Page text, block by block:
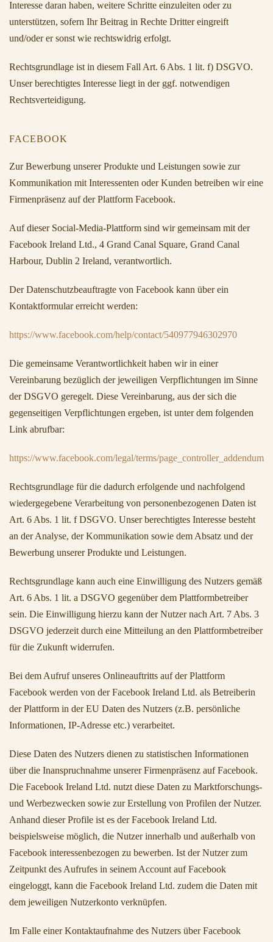
Interesse daran haben, weitere Schritte einzuleiten oder zu
unterstützen, sofern Ihr Beitrag in Rechte Dritter eingreift
und/oder er sonst wie rechtswidrig erfolgt.
Rechtsgrundlage ist in diesem Fall Art. 6 Abs. 1 lit. f) DSGVO.
Unser berechtigtes Interesse liegt in der ggf. notwendigen
Rechtsverteidigung.
FACEBOOK
Zur Bewerbung unserer Produkte und Leistungen sowie zur
Kommunikation mit Interessenten oder Kunden betreiben wir eine
Firmenpräsenz auf der Plattform Facebook.
Auf dieser Social-Media-Plattform sind wir gemeinsam mit der
Facebook Ireland Ltd., 4 Grand Canal Square, Grand Canal
Harbour, Dublin 2 Ireland, verantwortlich.
Der Datenschutzbeauftragte von Facebook kann über ein
Kontaktformular erreicht werden:
https://www.facebook.com/help/contact/540977946302970
Die gemeinsame Verantwortlichkeit haben wir in einer
Vereinbarung bezüglich der jeweiligen Verpflichtungen im Sinne
der DSGVO geregelt. Diese Vereinbarung, aus der sich die
gegenseitigen Verpflichtungen ergeben, ist unter dem folgenden
Link abrufbar:
https://www.facebook.com/legal/terms/page_controller_addendum
Rechtsgrundlage für die dadurch erfolgende und nachfolgend
wiedergegebene Verarbeitung von personenbezogenen Daten ist
Art. 6 Abs. 1 lit. f DSGVO. Unser berechtigtes Interesse besteht
an der Analyse, der Kommunikation sowie dem Absatz und der
Bewerbung unserer Produkte und Leistungen.
Rechtsgrundlage kann auch eine Einwilligung des Nutzers gemäß
Art. 6 Abs. 1 lit. a DSGVO gegenüber dem Plattformbetreiber
sein. Die Einwilligung hierzu kann der Nutzer nach Art. 7 Abs. 3
DSGVO jederzeit durch eine Mitteilung an den Plattformbetreiber
für die Zukunft widerrufen.
Bei dem Aufruf unseres Onlineauftritts auf der Plattform
Facebook werden von der Facebook Ireland Ltd. als Betreiberin
der Plattform in der EU Daten des Nutzers (z.B. persönliche
Informationen, IP-Adresse etc.) verarbeitet.
Diese Daten des Nutzers dienen zu statistischen Informationen
über die Inanspruchnahme unserer Firmenpräsenz auf Facebook.
Die Facebook Ireland Ltd. nutzt diese Daten zu Marktforschungs-
und Werbezwecken sowie zur Erstellung von Profilen der Nutzer.
Anhand dieser Profile ist es der Facebook Ireland Ltd.
beispielsweise möglich, die Nutzer innerhalb und außerhalb von
Facebook interessenbezogen zu bewerben. Ist der Nutzer zum
Zeitpunkt des Aufrufes in seinem Account auf Facebook
eingeloggt, kann die Facebook Ireland Ltd. zudem die Daten mit
dem jeweiligen Nutzerkonto verknüpfen.
Im Falle einer Kontaktaufnahme des Nutzers über Facebook